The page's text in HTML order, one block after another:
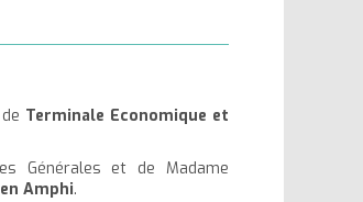
Terminale Economique et
Générales et de Madame
Amphi.